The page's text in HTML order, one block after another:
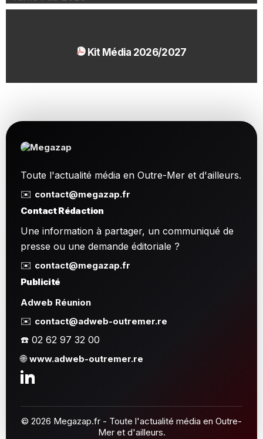
Kit Média 2026/2027
Toute l'actualité média en Outre-Mer et d'ailleurs.
✉️ contact@megazap.fr
Contact Rédaction
Une information à partager, un communiqué de
presse ou une demande éditoriale ?
✉️ contact@megazap.fr
Publicité
Adweb Réunion
✉️ contact@adweb-outremer.re
☎️ 02 62 97 32 00
🌐www.adweb-outremer.re
© 2026 Megazap.fr - Toute l'actualité média en Outre-
Mer et d'ailleurs.